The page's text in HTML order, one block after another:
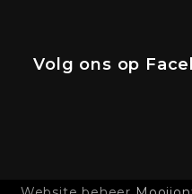
Volg ons op